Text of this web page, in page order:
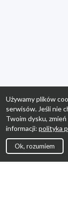
Używamy plików
serwisów. Jeśli nie
Twoim dysku,
informacji: polityka
Ok, rozumiem